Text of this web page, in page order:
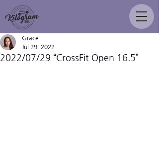
2022/07/29 “CrossFit Open 16.5”
Grace
Jul 29, 2022